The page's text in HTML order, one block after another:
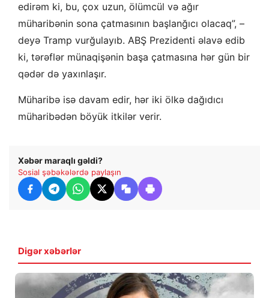
edirəm ki, bu, çox uzun, ölümcül və ağır
müharibənin sona çatmasının başlanğıcı olacaq”, –
deyə Tramp vurğulayıb. ABŞ Prezidenti əlavə edib
ki, tərəflər münaqişənin başa çatmasına hər gün bir
qədər də yaxınlaşır.
Müharibə isə davam edir, hər iki ölkə dağıdıcı
müharibədən böyük itkilər verir.
Xəbər maraqlı gəldi?
Sosial şəbəkələrdə paylaşın
Digər xəbərlər